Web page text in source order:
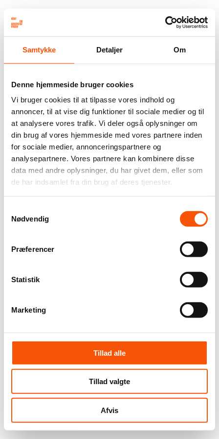
Samtykke Detaljer Om
Denne hjemmeside bruger cookies
Vi bruger cookies til at tilpasse vores indhold og
annoncer, til at vise dig funktioner til sociale medier og til
at analysere vores trafik. Vi deler også oplysninger om
din brug af vores hjemmeside med vores partnere inden
for sociale medier, annonceringspartnere og
analysepartnere. Vores partnere kan kombinere disse
data med andre oplysninger, du har givet dem, eller som
de har indsamlet fra din brug af deres tjenester.
Nødvendig
Præferencer
Statistik
Marketing
Tillad alle
Tillad valgte
Afvis